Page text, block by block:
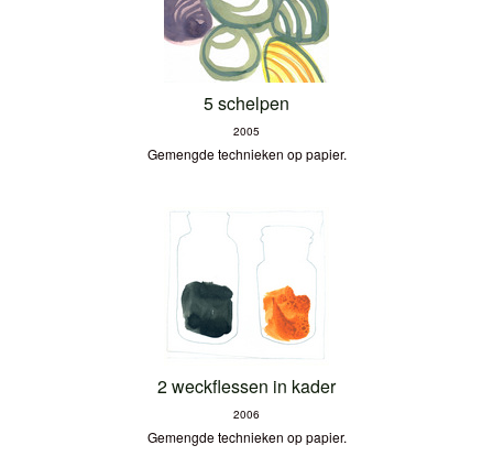
5 schelpen
2005
Gemengde technieken op papier.
2 weckflessen in kader
2006
Gemengde technieken op papier.